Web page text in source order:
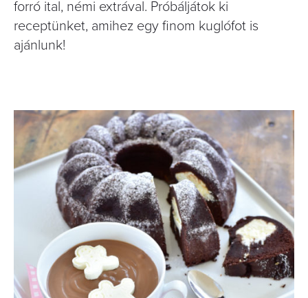
forró ital, némi extrával. Próbáljátok ki
receptünket, amihez egy finom kuglófot is
ajánlunk!